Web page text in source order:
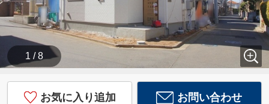
1 / 8
お気に入り追加 お問い合わせ